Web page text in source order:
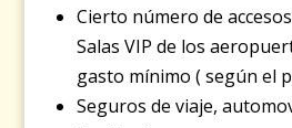
Cierto número de
Salas VIP de los
gasto mínimo ( según el
Seguros de viaje,